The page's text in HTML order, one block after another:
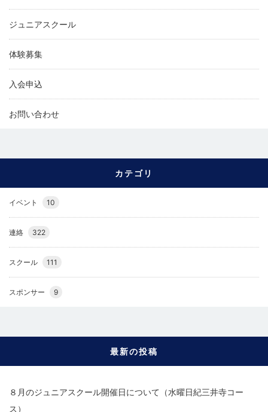
ジュニアスクール
体験募集
入会申込
お問い合わせ
カテゴリ
イベント 10
連絡 322
スクール 111
スポンサー 9
最新の投稿
８月のジュニアスクール開催日について（水曜日紀三井寺コー
ス）